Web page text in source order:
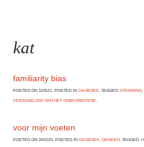
kat
familiarity bias
POSTED ON 110521. POSTED INDAGBOEK . TAGGED:ERVARING
VERZAMELING VAN HET ONBEGREPENE
voor mijn voeten
POSTED ON 260220. POSTED INDAGBOEK,DENKEN. TAGGED: